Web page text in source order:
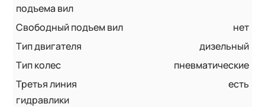
подъема вил
Свободный подъем вил
нет
Тип двигателя
дизельный
Тип колес
пневматические
Третья линия
гидравлики
есть